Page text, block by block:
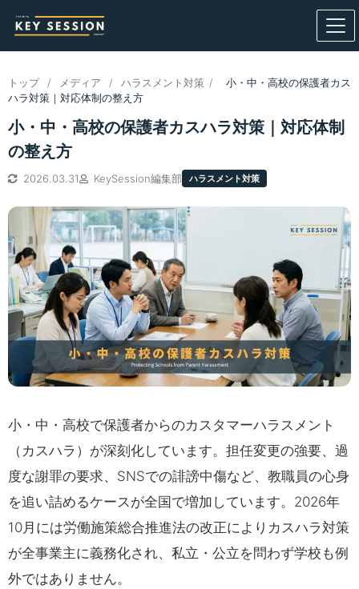
トップ / メディア / ハラスメント対策 /
小・中・高校の保護者カス
ハラ対策｜対応体制の整え方
小・中・高校の保護者カスハラ対策｜対応体制
の整え方
2026.03.31 KeySession編集部 ハラスメント対策
小・中・高校で保護者からのカスタマーハラスメント
（カスハラ）が深刻化しています。担任変更の強要、過
度な謝罪の要求、SNSでの誹謗中傷など、教職員の心身
を追い詰めるケースが全国で増加しています。2026年
10月には労働施策総合推進法の改正によりカスハラ対策
が全事業主に義務化され、私立・公立を問わず学校も例
外ではありません。